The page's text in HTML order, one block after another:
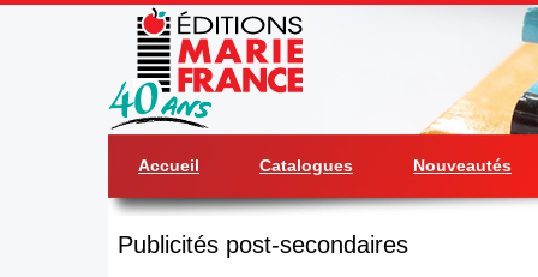
Accueil Catalogues Nouveautés
Publicités post-secondaires